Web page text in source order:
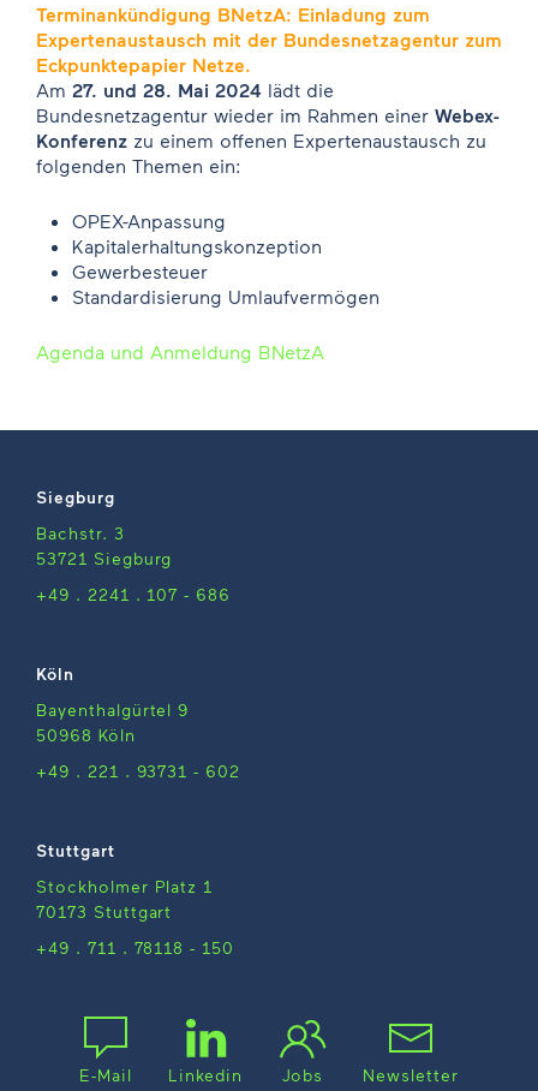
Terminankündigung BNetzA: Einladung zum
Expertenaustausch mit der Bundesnetzagentur zum
Eckpunktepapier Netze.
Am 27. und 28. Mai 2024 lädt die
Bundesnetzagentur wieder im Rahmen einer Webex-
Konferenz zu einem offenen Expertenaustausch zu
folgenden Themen ein:
OPEX-Anpassung
Kapitalerhaltungskonzeption
Gewerbesteuer
Standardisierung Umlaufvermögen
Agenda und Anmeldung BNetzA
Siegburg
Bachstr. 3
53721 Siegburg
+49 . 2241 . 107 - 686
Köln
Bayenthalgürtel 9
50968 Köln
+49 . 221 . 93731 - 602
Stuttgart
Stockholmer Platz 1
70173 Stuttgart
+49 . 711 . 78118 - 150
E-Mail Linkedin Jobs Newsletter